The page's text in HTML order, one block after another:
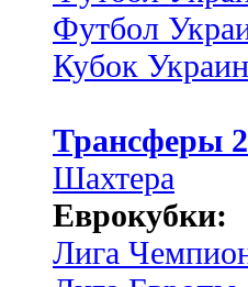
Футбол
Кубок
Трансферы
Шахтера
Еврокубки:
Лига